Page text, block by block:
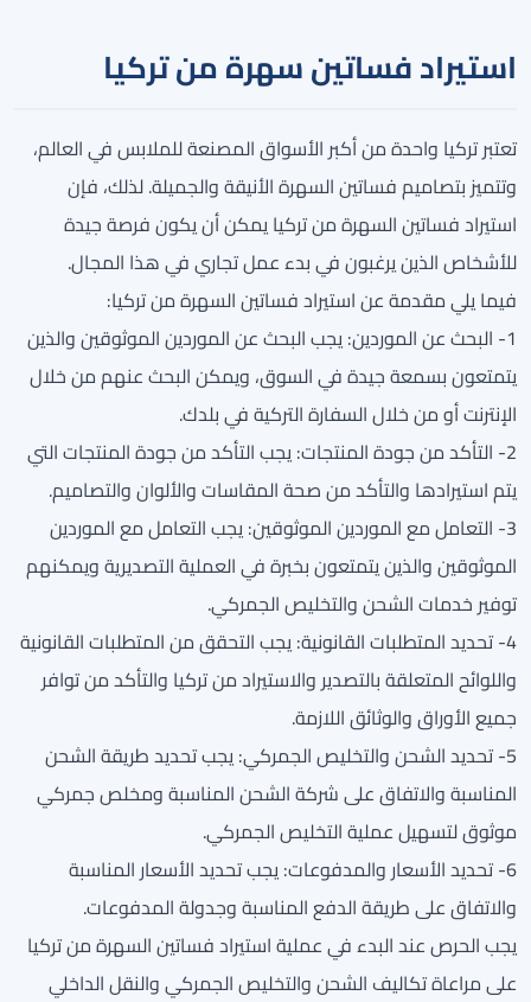
استيراد فساتين سهرة من تركيا
تعتبر تركيا واحدة من أكبر الأسواق المصنعة للملابس في العالم،
وتتميز بتصاميم فساتين السهرة الأنيقة والجميلة. لذلك، فإن
استيراد فساتين السهرة من تركيا يمكن أن يكون فرصة جيدة
للأشخاص الذين يرغبون في بدء عمل تجاري في هذا المجال.
فيما يلي مقدمة عن استيراد فساتين السهرة من تركيا:
1- البحث عن الموردين: يجب البحث عن الموردين الموثوقين والذين
يتمتعون بسمعة جيدة في السوق، ويمكن البحث عنهم من خلال
الإنترنت أو من خلال السفارة التركية في بلدك.
2- التأكد من جودة المنتجات: يجب التأكد من جودة المنتجات التي
يتم استيرادها والتأكد من صحة المقاسات والألوان والتصاميم.
3- التعامل مع الموردين الموثوقين: يجب التعامل مع الموردين
الموثوقين والذين يتمتعون بخبرة في العملية التصديرية ويمكنهم
توفير خدمات الشحن والتخليص الجمركي.
4- تحديد المتطلبات القانونية: يجب التحقق من المتطلبات القانونية
واللوائح المتعلقة بالتصدير والاستيراد من تركيا والتأكد من توافر
جميع الأوراق والوثائق اللازمة.
5- تحديد الشحن والتخليص الجمركي: يجب تحديد طريقة الشحن
المناسبة والاتفاق على شركة الشحن المناسبة ومخلص جمركي
موثوق لتسهيل عملية التخليص الجمركي.
6- تحديد الأسعار والمدفوعات: يجب تحديد الأسعار المناسبة
والاتفاق على طريقة الدفع المناسبة وجدولة المدفوعات.
يجب الحرص عند البدء في عملية استيراد فساتين السهرة من تركيا
على مراعاة تكاليف الشحن والتخليص الجمركي والنقل الداخلي